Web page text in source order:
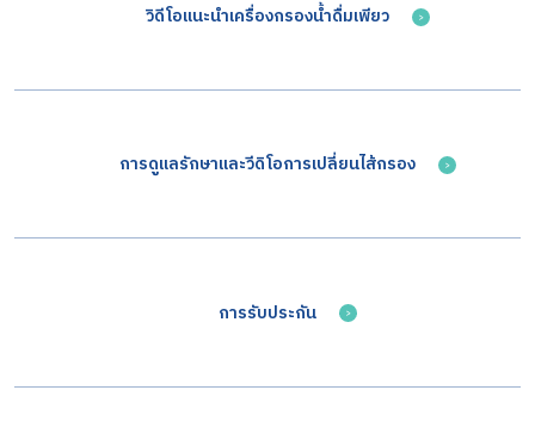
วิดีโอแนะนำเครื่องกรองน้ำดื่มเพียว
การดูแลรักษาและวีดิโอการเปลี่ยนไส้กรอง​
การรับประกัน